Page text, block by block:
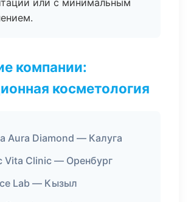
или с минимальным
компании:
косметология
Aura Diamond — Калуга
Vita Clinic — Оренбург
Lab — Кызыл